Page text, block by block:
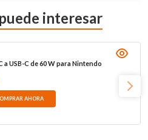
interesar
a USB-C de 60 W para Nintendo
AHORA